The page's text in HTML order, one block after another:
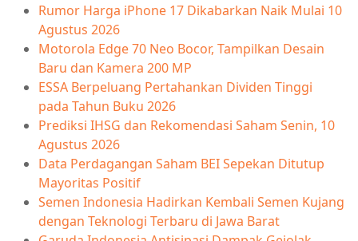
Rumor Harga iPhone 17 Dikabarkan Naik Mulai 10
Agustus 2026
Motorola Edge 70 Neo Bocor, Tampilkan Desain
Baru dan Kamera 200 MP
ESSA Berpeluang Pertahankan Dividen Tinggi
pada Tahun Buku 2026
Prediksi IHSG dan Rekomendasi Saham Senin, 10
Agustus 2026
Data Perdagangan Saham BEI Sepekan Ditutup
Mayoritas Positif
Semen Indonesia Hadirkan Kembali Semen Kujang
dengan Teknologi Terbaru di Jawa Barat